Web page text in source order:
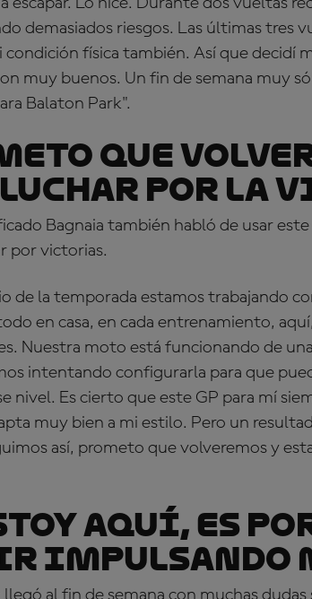
escapar. Lo hice. Durante dos vueltas
demasiados riesgos. Las últimas tres
condición física también. Así que decidí
muy buenos. Un fin de semana muy
Balaton Park".
que
luchar por la
Bagnaia también habló de usar
por victorias.
de la temporada estamos trabajando
en casa, en cada entrenamiento,
Nuestra moto está funcionando de
intentando configurarla para que
nivel. Es cierto que este GP para mí
muy bien a mi estilo. Pero un
así, prometo que volveremos y
aquí, es
impulsando
llegó al fin de semana con muchas